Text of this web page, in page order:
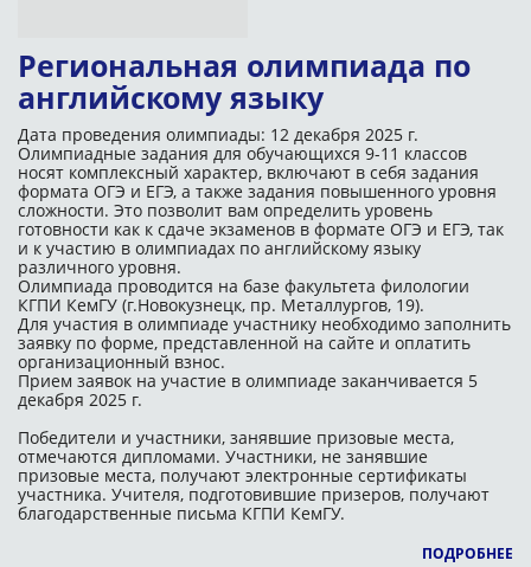
Региональная олимпиада по
английскому языку
Дата проведения олимпиады: 12 декабря 2025 г.
Олимпиадные задания для обучающихся 9-11 классов
носят комплексный характер, включают в себя задания
формата ОГЭ и ЕГЭ, а также задания повышенного уровня
сложности. Это позволит вам определить уровень
готовности как к сдаче экзаменов в формате ОГЭ и ЕГЭ, так
и к участию в олимпиадах по английскому языку
различного уровня.
Олимпиада проводится на базе факультета филологии
КГПИ КемГУ (г.Новокузнецк, пр. Металлургов, 19).
Для участия в олимпиаде участнику необходимо заполнить
заявку по форме, представленной на сайте и оплатить
организационный взнос.
Прием заявок на участие в олимпиаде заканчивается 5
декабря 2025 г.
Победители и участники, занявшие призовые места,
отмечаются дипломами. Участники, не занявшие
призовые места, получают электронные сертификаты
участника. Учителя, подготовившие призеров, получают
благодарственные письма КГПИ КемГУ.
ПОДРОБНЕЕ